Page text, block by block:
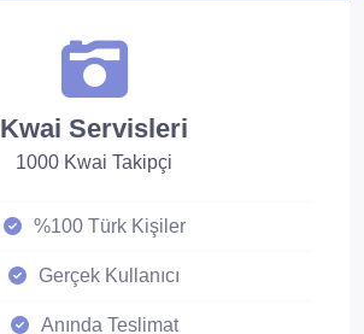
Kwai Servisleri
1000 Kwai Takipçi
%100 Türk Kişiler
Gerçek Kullanıcı
Anında Teslimat